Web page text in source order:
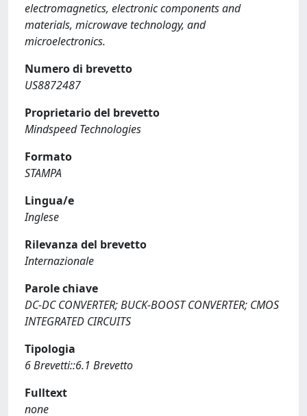
electromagnetics, electronic components and
materials, microwave technology, and
microelectronics.
Numero di brevetto
US8872487
Proprietario del brevetto
Mindspeed Technologies
Formato
STAMPA
Lingua/e
Inglese
Rilevanza del brevetto
Internazionale
Parole chiave
DC-DC CONVERTER; BUCK-BOOST CONVERTER; CMOS
INTEGRATED CIRCUITS
Tipologia
6 Brevetti::6.1 Brevetto
Fulltext
none